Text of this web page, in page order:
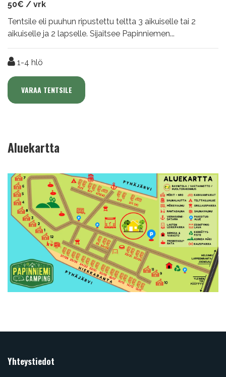
50€ / vrk
Tentsile eli puuhun ripustettu teltta 3 aikuiselle tai 2
aikuiselle ja 2 lapselle. Sijaitsee Papinniemen...
1-4 hlö
VARAA TENTSILE
Aluekartta
Yhteystiedot